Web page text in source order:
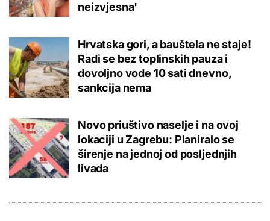
neizvjesna'
Hrvatska gori, a bauštela ne staje!
Radi se bez toplinskih pauza i
dovoljno vode 10 sati dnevno,
sankcija nema
Novo priuštivo naselje i na ovoj
lokaciji u Zagrebu: Planiralo se
širenje na jednoj od posljednjih
livada